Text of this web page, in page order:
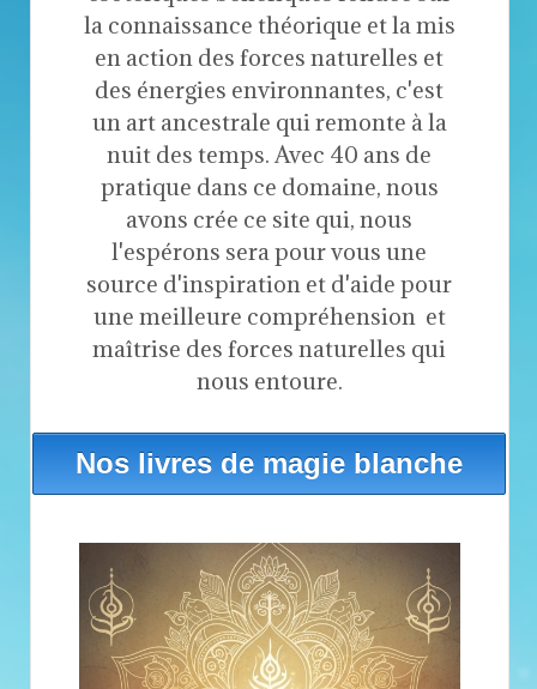
la connaissance théorique et la mis
en action des forces naturelles et
des énergies environnantes, c'est
un art ancestrale qui remonte à la
nuit des temps. Avec 40 ans de
pratique dans ce domaine, nous
avons crée ce site qui, nous
l'espérons sera pour vous une
source d'inspiration et d'aide pour
une meilleure compréhension et
maîtrise des forces naturelles qui
nous entoure.
Nos livres de magie blanche